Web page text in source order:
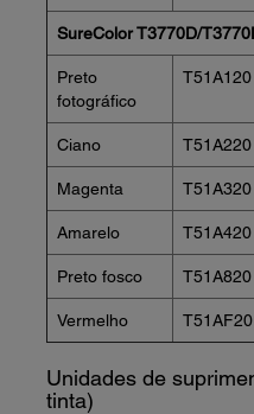
SureColor T3770D/
Preto
fotográfico
T51A120
Ciano T51A220
Magenta T51A320
Amarelo T51A420
Preto fosco T51A820
Vermelho T51AF20
Unidades de
tinta)